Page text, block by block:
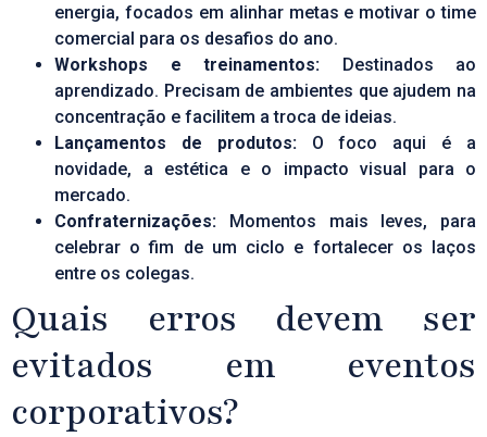
energia, focados em alinhar metas e motivar o time
comercial para os desafios do ano.
Workshops e treinamentos: Destinados ao
aprendizado. Precisam de ambientes que ajudem na
concentração e facilitem a troca de ideias.
Lançamentos de produtos:O foco aqui é a
novidade, a estética e o impacto visual para o
mercado.
Confraternizações: Momentos mais leves, para
celebrar o fim de um ciclo e fortalecer os laços
entre os colegas.
Quais erros devem ser
evitados em eventos
corporativos?